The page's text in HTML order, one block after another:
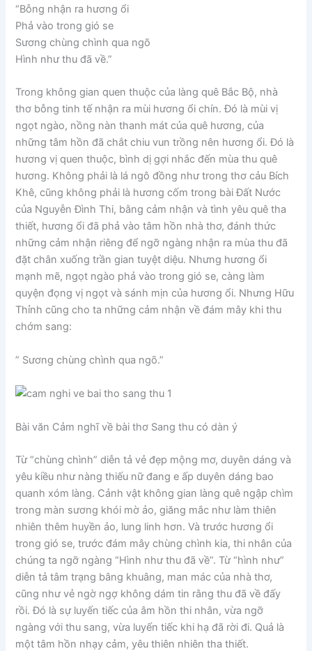
“Bỗng nhận ra hương ổi
Phả vào trong gió se
Sương chùng chình qua ngõ
Hình như thu đã về.”
Trong không gian quen thuộc của làng quê Bắc Bộ, nhà
thơ bỗng tinh tế nhận ra mùi hương ổi chín. Đó là mùi vị
ngọt ngào, nồng nàn thanh mát của quê hương, của
những tâm hồn đã chắt chiu vun trồng nên hương ổi. Đó là
hương vị quen thuộc, bình dị gợi nhắc đến mùa thu quê
hương. Không phải là lá ngô đồng như trong thơ cảu Bích
Khê, cũng không phải là hương cốm trong bài Đất Nước
của Nguyễn Đình Thi, bằng cảm nhận và tình yêu quê tha
thiết, hương ổi đã phả vào tâm hồn nhà thơ, đánh thức
những cảm nhận riêng để ngỡ ngàng nhận ra mùa thu đã
đặt chân xuống trần gian tuyệt diệu. Nhưng hương ổi
mạnh mẽ, ngọt ngào phả vào trong gió se, càng làm
quyện đọng vị ngọt và sánh mịn của hương ổi. Nhưng Hữu
Thỉnh cũng cho ta những cảm nhận về đám mây khi thu
chớm sang:
” Sương chùng chình qua ngõ.”
Bài văn Cảm nghĩ về bài thơ Sang thu có dàn ý
Từ “chùng chình” diễn tả vẻ đẹp mộng mơ, duyên dáng và
yêu kiều như nàng thiếu nữ đang e ấp duyên dáng bao
quanh xóm làng. Cảnh vật không gian làng quê ngập chìm
trong màn sương khói mờ ảo, giăng mắc như làm thiên
nhiên thêm huyền ảo, lung linh hơn. Và trước hương ổi
trong gió se, trước đám mây chùng chình kia, thi nhân của
chúng ta ngỡ ngàng “Hình như thu đã về”. Từ “hình như”
diễn tả tâm trạng bâng khuâng, man mác của nhà thơ,
cũng như vẻ ngờ ngợ không dám tin rằng thu đã về đấy
rồi. Đó là sự luyến tiếc của âm hồn thi nhân, vừa ngỡ
ngàng với thu sang, vừa luyến tiếc khi hạ đã rời đi. Quả là
một tâm hồn nhạy cảm, yêu thiên nhiên tha thiết.